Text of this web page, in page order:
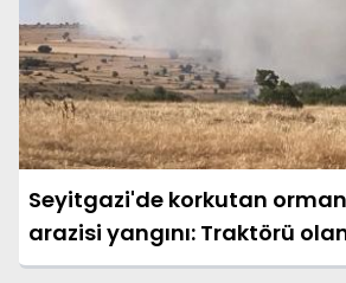
Seyitgazi'de korkutan
arazisi yangını: Traktörü
çağrıldı